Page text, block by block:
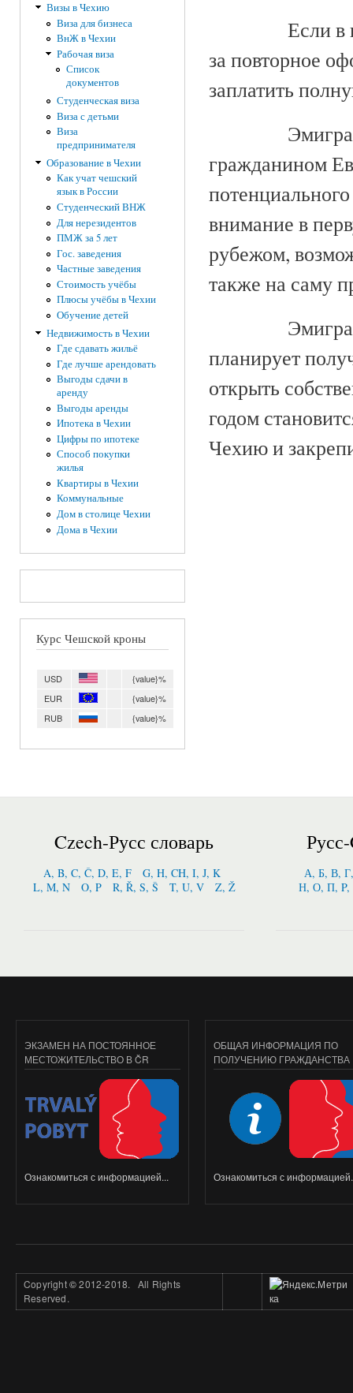
Визы в Чехию
Виза для бизнеса
ВнЖ в Чехии
Рабочая виза
Список
документов
Студенческая виза
Виза с детьми
Виза
предпринимателя
Образование в Чехии
Как учат чешский
язык в России
Студенческий ВНЖ
Для нерезидентов
ПМЖ за 5 лет
Гос. заведения
Частные заведения
Стоимость учёбы
Плюсы учёбы в Чехии
Обучение детей
Недвижимость в Чехии
Где сдавать жильё
Где лучше арендовать
Выгоды сдачи в
аренду
Выгоды аренды
Ипотека в Чехии
Цифры по ипотеке
Способ покупки
жилья
Квартиры в Чехии
Коммунальные
Дом в столице Чехии
Дома в Чехии
Курс Чешской кроны
USD
{value}%
EUR
{value}%
RUB
{value}%
Если в
за повторное
заплатить
гражданином
внимание в
рубежом,
также на саму
планирует
открыть
годом
Чехию и
Czech-Русс словарь
A, B, C, Č, D, E, F
G, H, CH, I, J, K
L, M, N
O, P R, Ř, S, Š T, U, V Z, Ž
А, Б, В,
Н, О, П,
ЭКЗАМЕН НА ПОСТОЯННОЕ
МЕСТОЖИТЕЛЬСТВО В ČR
Ознакомиться с информацией...
ОБЩАЯ ИНФОРМАЦИЯ ПО
ПОЛУЧЕНИЮ ГРАЖДАНСТВА
Ознакомиться с
Copyright©2012-2018. All Rights
Reserved.